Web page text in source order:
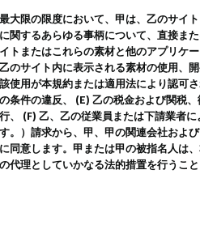
大限の限度において、甲は、乙のサイ
関するあらゆる事柄について、直接ま
トまたはこれらの素材と他のアプリ
のサイト内に表示される素材の使用、
使用が本規約または適用法により認可
条件の違反、 (E) 乙の税金および関税
、 (F) 乙、乙の従業員または下請業者
。）請求から、甲、甲の関連会社およ
同意します。甲または甲の被指名人は
代理としていかなる法的措置を行うこ